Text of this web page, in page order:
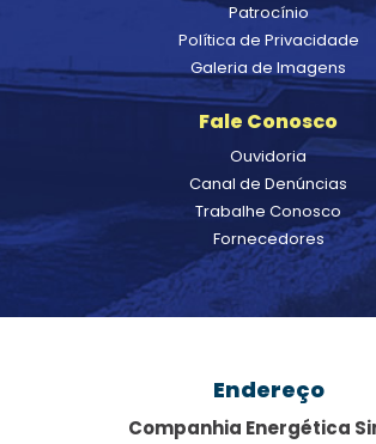
Patrocínio
Política de Privacidade
Galeria de Imagens
Fale Conosco
Ouvidoria
Canal de Denúncias
Trabalhe Conosco
Fornecedores
Endereço
Companhia Energética